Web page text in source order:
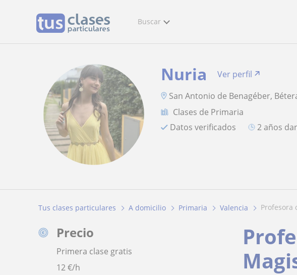
Buscar
Nuria
Ver perfil
San Antonio de Benagéber,
Clases de Primaria
Datos verificados
2 años
Tus clases particulares A domicilio Primaria Valencia
Precio
Primera clase gratis
12€/h